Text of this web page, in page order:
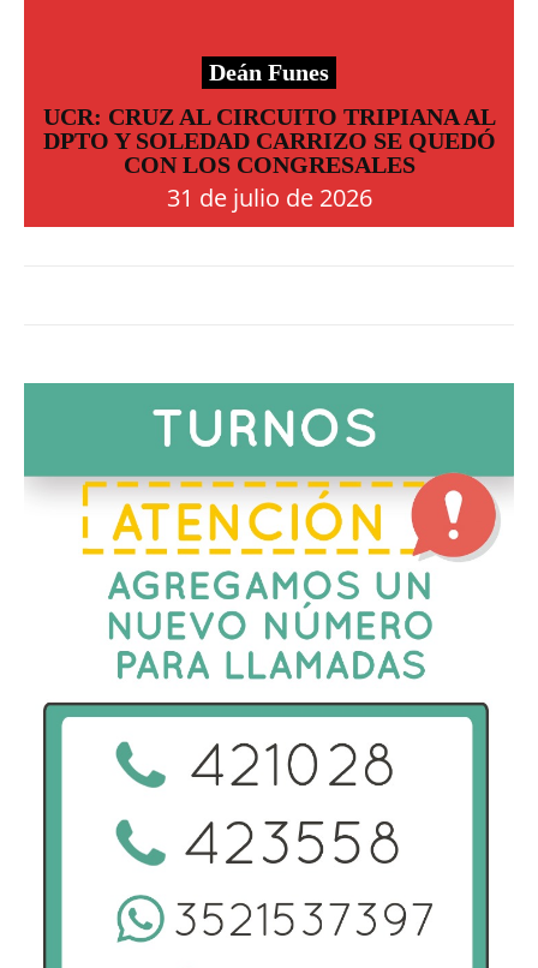
Deán Funes
UCR: CRUZ AL CIRCUITO TRIPIANA AL
DPTO Y SOLEDAD CARRIZO SE QUEDÓ
CON LOS CONGRESALES
31 de julio de 2026